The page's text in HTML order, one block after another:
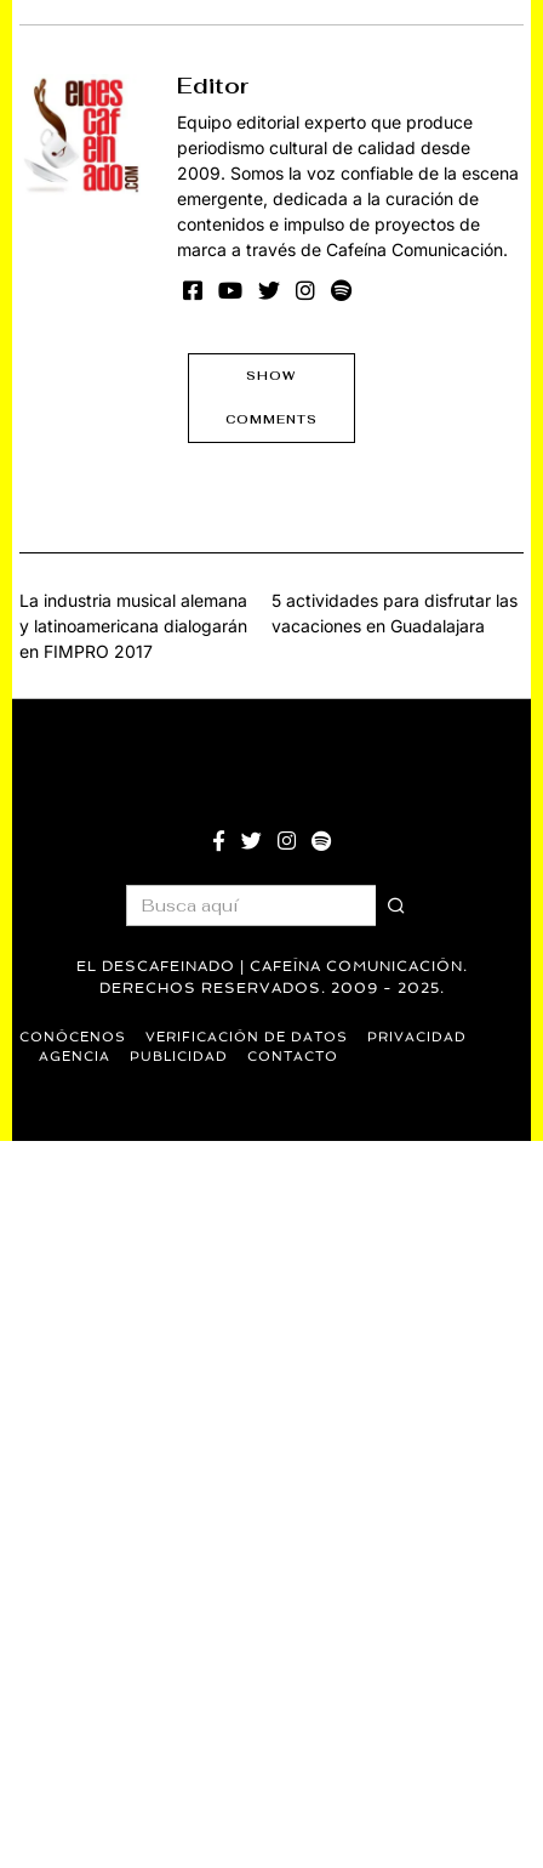
Editor
Equipo editorial experto que produce
periodismo cultural de calidad desde
2009. Somos la voz confiable de la escena
emergente, dedicada a la curación de
contenidos e impulso de proyectos de
marca a través de Cafeína Comunicación.
SHOW
COMMENTS
Navegación
de
La industria musical alemana
y latinoamericana dialogarán
en FIMPRO 2017
5 actividades para disfrutar las
vacaciones en Guadalajara
EL DESCAFEINADO | CAFEÍNA COMUNICACIÓN.
DERECHOS RESERVADOS. 2009 - 2025.
CONÓCENOS VERIFICACIÓN DE DATOS
PRIVACIDAD
AGENCIA
PUBLICIDAD CONTACTO